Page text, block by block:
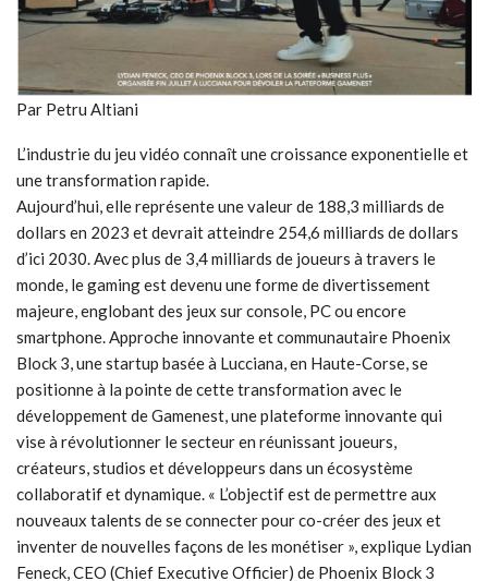
Par Petru Altiani
L’industrie du jeu vidéo connaît une croissance exponentielle et
une transformation rapide.
Aujourd’hui, elle représente une valeur de 188,3 milliards de
dollars en 2023 et devrait atteindre 254,6 milliards de dollars
d’ici 2030. Avec plus de 3,4 milliards de joueurs à travers le
monde, le gaming est devenu une forme de divertissement
majeure, englobant des jeux sur console, PC ou encore
smartphone. Approche innovante et communautaire Phoenix
Block 3, une startup basée à Lucciana, en Haute-Corse, se
positionne à la pointe de cette transformation avec le
développement de Gamenest, une plateforme innovante qui
vise à révolutionner le secteur en réunissant joueurs,
créateurs, studios et développeurs dans un écosystème
collaboratif et dynamique. « L’objectif est de permettre aux
nouveaux talents de se connecter pour co-créer des jeux et
inventer de nouvelles façons de les monétiser », explique Lydian
Feneck, CEO (Chief Executive Officier) de Phoenix Block 3